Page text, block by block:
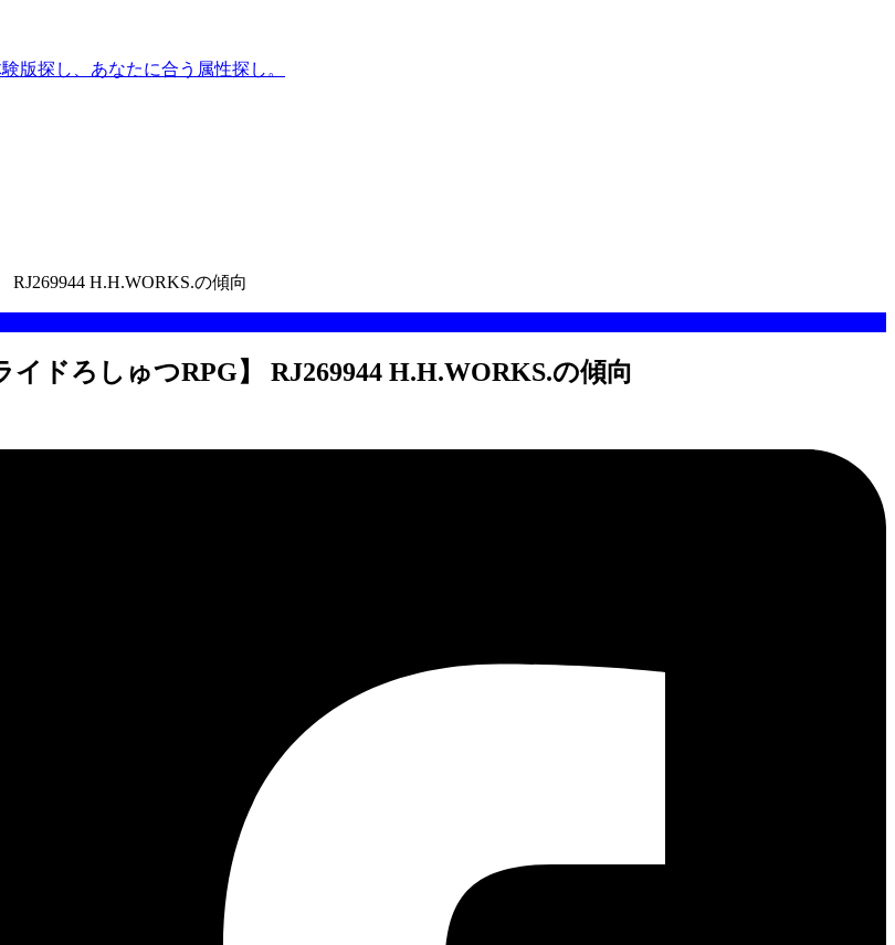
版探し、あなたに合う属性探し。
RJ269944 H.H.WORKS.の傾向
ドろしゅつRPG】 RJ269944 H.H.WORKS.の傾向